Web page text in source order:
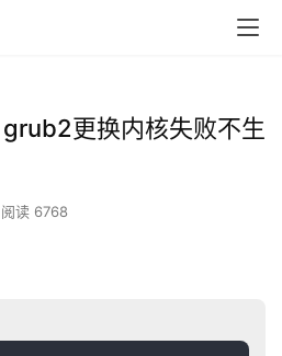
更换内核失败不生
阅读 6768